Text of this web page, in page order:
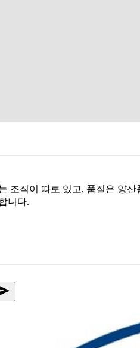
조직이 따로 있고, 품질은 양
니다.